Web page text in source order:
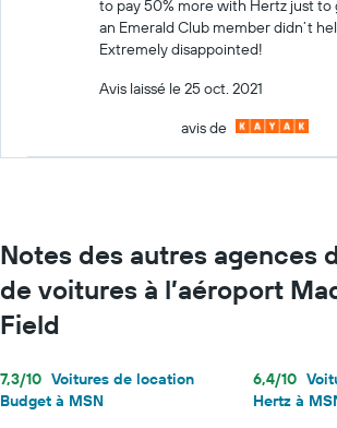
to pay 50% more with Hertz just to
an Emerald Club member didn’t
Extremely disappointed!
Avis laissé le 25 oct. 2021
avis de
Notes des autres agences
de voitures à l’aéroport
Field
7,3/10 Voitures de location
Budget à MSN
6,4/10
Hertz à